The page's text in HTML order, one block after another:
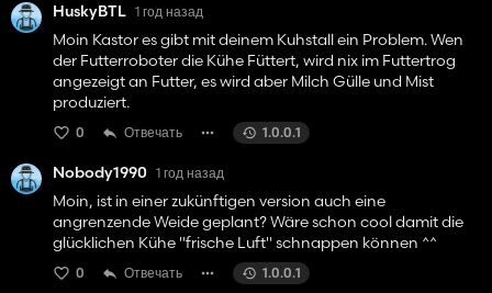
HuskyBTL 1 год назад
Moin Kastor es gibt mit deinem Kuhstall ein Problem. Wen
der Futterroboter die Kühe Füttert, wird nix im Futtertrog
angezeigt an Futter, es wird aber Milch Gülle und Mist
produziert.
0 Отвечать 1.0.0.1
Nobody1990 1 год назад
Moin, ist in einer zukünftigen version auch eine
angrenzende Weide geplant? Wäre schon cool damit die
glücklichen Kühe "frische Luft" schnappen können ^^
0 Отвечать 1.0.0.1